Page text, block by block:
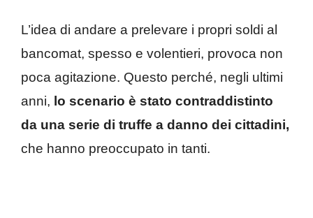
L’idea di andare a prelevare i propri soldi al
bancomat, spesso e volentieri, provoca non
poca agitazione. Questo perché, negli ultimi
anni, lo scenario è stato contraddistinto
da una serie di truffe a danno dei cittadini,
che hanno preoccupato in tanti.